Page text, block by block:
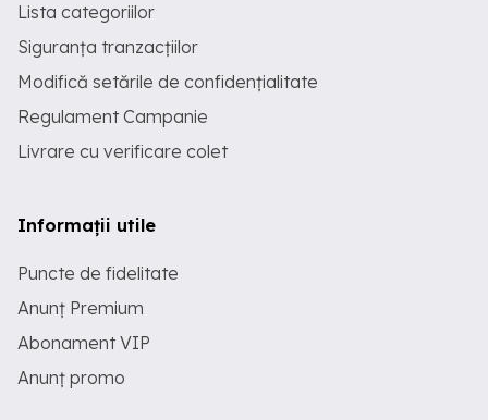
Lista categoriilor
Siguranța tranzacțiilor
Modifică setările de confidențialitate
Regulament Campanie
Livrare cu verificare colet
Informații utile
Puncte de fidelitate
Anunț Premium
Abonament VIP
Anunț promo